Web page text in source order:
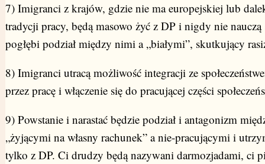
7) Imigranci z krajów, gdzie nie ma europejskiej lub
tradycji pracy, będą masowo żyć z DP i nigdy nie nauczą
pogłębi podział między nimi a „białymi”, skutkujący
8) Imigranci utracą możliwość integracji ze
przez pracę i włączenie się do pracującej części
9) Powstanie i narastać będzie podział i antagonizm
„żyjącymi na własny rachunek” a nie-pracującymi i
tylko z DP. Ci drudzy będą nazywani darmozjadami, ci